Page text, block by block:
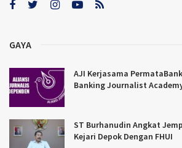
GAYA
AJI Kerjasama
Banking Journalist
ST Burhanudin Angkat
Kejari Depok Dengan FHUI